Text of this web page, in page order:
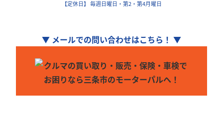
【定休日】 毎週日曜日・第2・第4月曜日
▼ メールでの問い合わせはこちら！ ▼